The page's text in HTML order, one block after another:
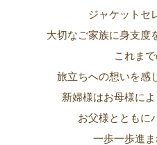
ジャケットセ
大切なご家族に身支度
これま
旅立ちへの想いを感
新婦様はお母様に
お父様とともに
一歩一歩進